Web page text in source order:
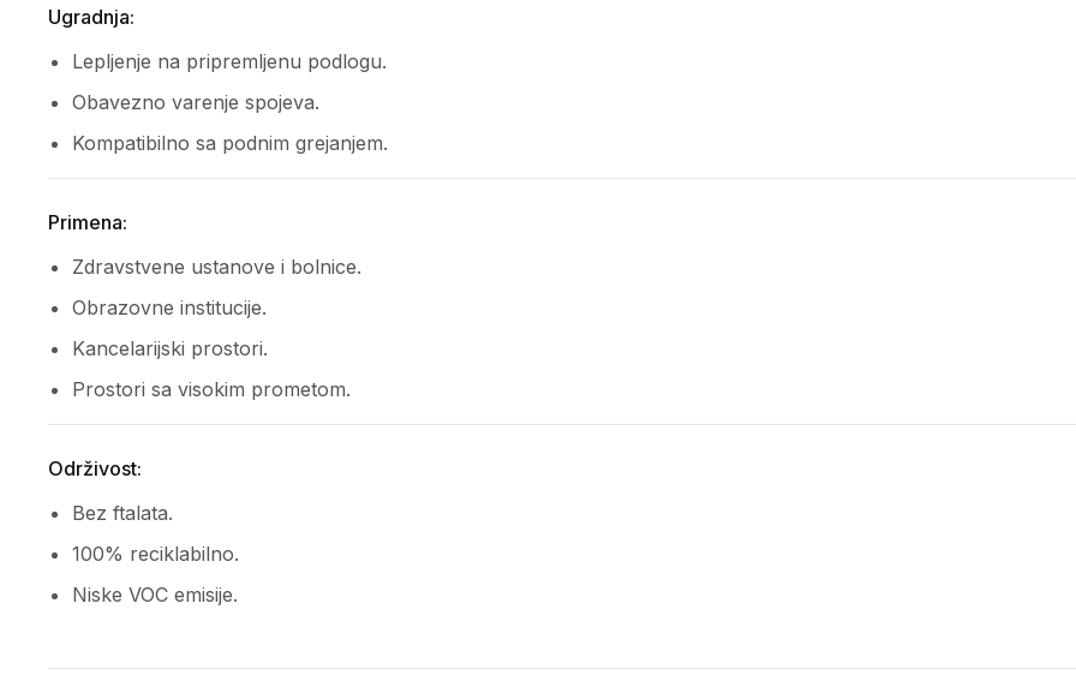
Ugradnja:
Lepljenje na pripremljenu podlogu.
Obavezno varenje spojeva.
Kompatibilno sa podnim grejanjem.
Primena:
Zdravstvene ustanove i bolnice.
Obrazovne institucije.
Kancelarijski prostori.
Prostori sa visokim prometom.
Održivost:
Bez ftalata.
100% reciklabilno.
Niske VOC emisije.